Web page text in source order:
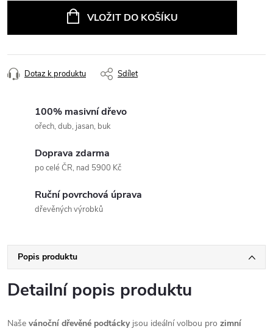
VLOŽIT DO KOŠÍKU
Dotaz k produktu Sdílet
100% masivní dřevo
ořech, dub, jasan, buk
Doprava zdarma
po celé ČR, nad 5900 Kč
Ruční povrchová úprava
dřevěných výrobků
Popis produktu
Detailní popis produktu
Naše vánoční dřevěné podtáckyjsou ideální volbou pro zimní